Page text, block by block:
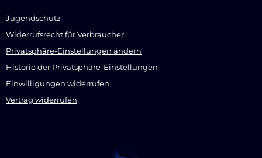
Jugendschutz
Widerrufsrecht für Verbraucher
Privatsphäre-Einstellungen ändern
Historie der Privatsphäre-Einstellungen
Einwilligungen widerrufen
Vertrag widerrufen